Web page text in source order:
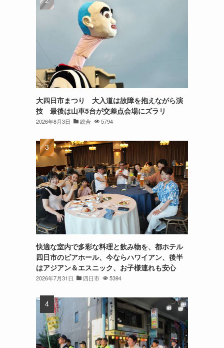
大四日市まつり 大入道は故障を抱えながら演
技 最後は山車5台が交差点会場にズラリ
2026年8月3日 総合 5794
快適な室内で多彩な料理と飲み物を、都ホテル
四日市のビアホール、今ならハワイアン、後半
はアジアン＆エスニック、お子様連れも安心
2026年7月31日 四日市 5394